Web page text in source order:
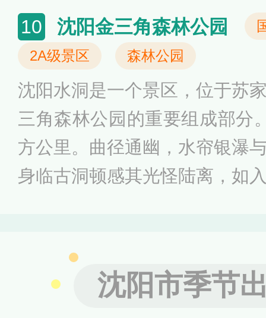
有南天门、祥和门、龙亭、
场、仙鹤池、藏仙阁等。
10 沈阳金三角森林公园
2A级景区
森林公园
沈阳水洞是一个景区，位于苏
三角森林公园的重要组成部分
方公里。曲径通幽，水帘银瀑
身临古洞顿感其光怪陆离，如
集旅游、休闲、观光、娱乐于
景点较多，其中以薛礼雕像
沈阳市季节